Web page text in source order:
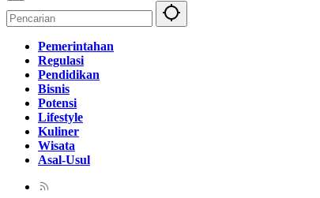
Pemerintahan
Regulasi
Pendidikan
Bisnis
Potensi
Lifestyle
Kuliner
Wisata
Asal-Usul